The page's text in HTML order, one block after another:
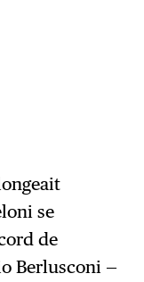
se
de
Berlusconi —